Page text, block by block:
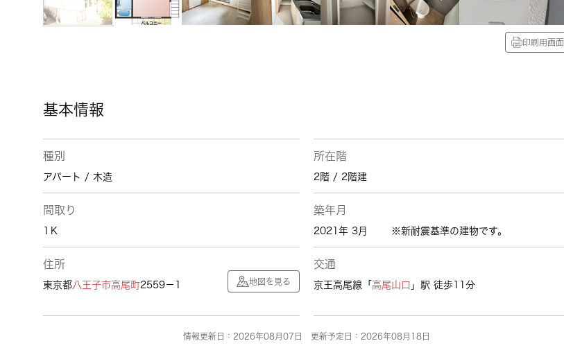
印刷用画面
基本情報
種別
アパート / 木造
所在階
2階 / 2階建
間取り
1Ｋ
築年月
2021年 3月 ※新耐震基準の建物です。
住所
東京都八王子市高尾町2559－1 地図を見る
交通
京王高尾線「 高尾山口 」駅 徒歩11分
情報更新日：2026年08月07日 更新予定日：2026年08月18日